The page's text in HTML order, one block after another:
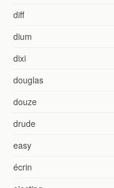
diff
dium
dixi
douglas
douze
drude
easy
écrin